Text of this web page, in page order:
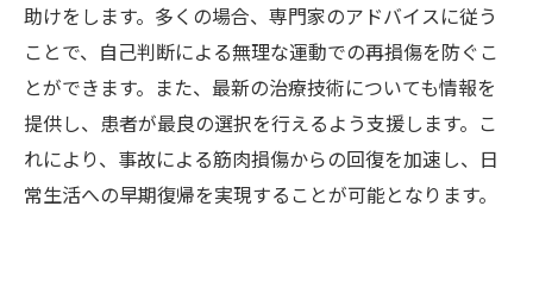
助けをします。多くの場合、専門家のアドバイスに従う
ことで、自己判断による無理な運動での再損傷を防ぐこ
とができます。また、最新の治療技術についても情報を
提供し、患者が最良の選択を行えるよう支援します。こ
れにより、事故による筋肉損傷からの回復を加速し、日
常生活への早期復帰を実現することが可能となります。